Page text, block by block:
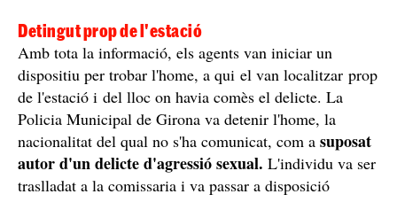
Detingut prop de l'estació
Amb tota la informació, els agents van iniciar un
dispositiu per trobar l'home, a qui el van localitzar prop
de l'estació i del lloc on havia comès el delicte. La
Policia Municipal de Girona va detenir l'home, la
nacionalitat del qual no s'ha comunicat, com a suposat
autor d'un delicte d'agressió sexual. L'individu va ser
traslladat a la comissaria i va passar a disposició